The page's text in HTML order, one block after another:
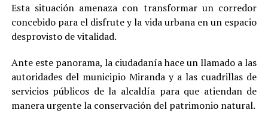
Esta situación amenaza con transformar un corredor
concebido para el disfrute y la vida urbana en un espacio
desprovisto de vitalidad.
Ante este panorama, la ciudadanía hace un llamado a las
autoridades del municipio Miranda y a las cuadrillas de
servicios públicos de la alcaldía para que atiendan de
manera urgente la conservación del patrimonio natural.